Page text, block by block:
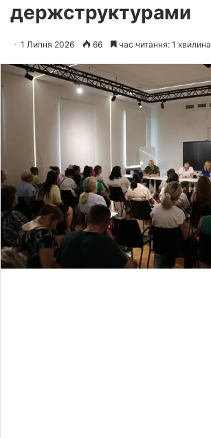
держструктурами
1 Липня 2026 66 час читання: 1 хвилина